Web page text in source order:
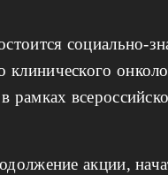
рамках
акции,